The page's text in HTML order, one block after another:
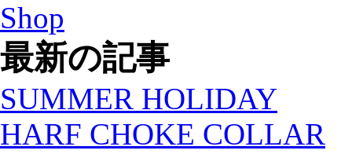
Shop
最新の記事
SUMMER HOLIDAY
HARF CHOKE COLLAR